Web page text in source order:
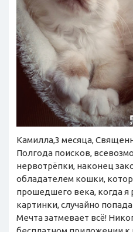
Камилла,3 месяца,
Полгода поисков,
нервотрёпки, наконец
обладателем кошки,
прошедшего века, когда я
картинки, случайно
Мечта затмевает всё!